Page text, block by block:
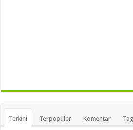
Terkini Terpopuler Komentar